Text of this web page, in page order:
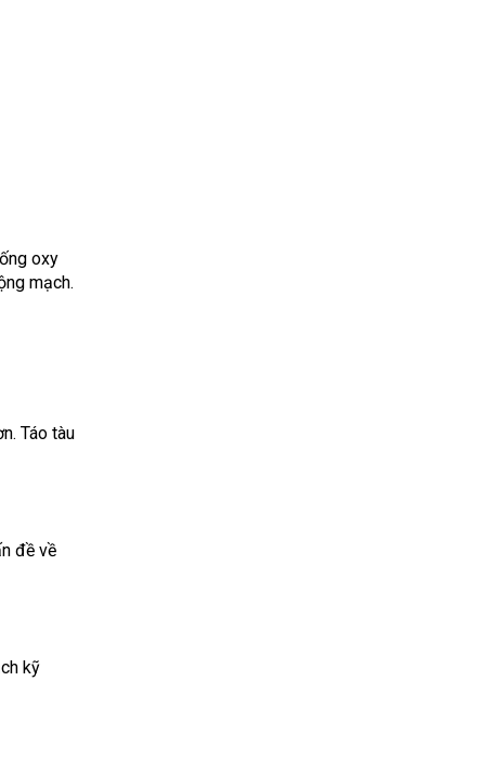
oxy
mạch.
Táo tàu
đề về
kỹ